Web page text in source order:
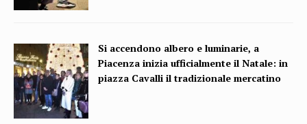
Si accendono albero e luminarie, a
Piacenza inizia ufficialmente il Natale: in
piazza Cavalli il tradizionale mercatino